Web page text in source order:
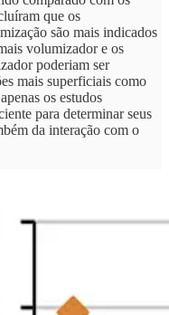
que os
são mais indicados
volumizador e os
poderiam ser
mais superficiais como
os estudos
para determinar seus
da interação com o